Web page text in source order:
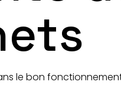
le bon